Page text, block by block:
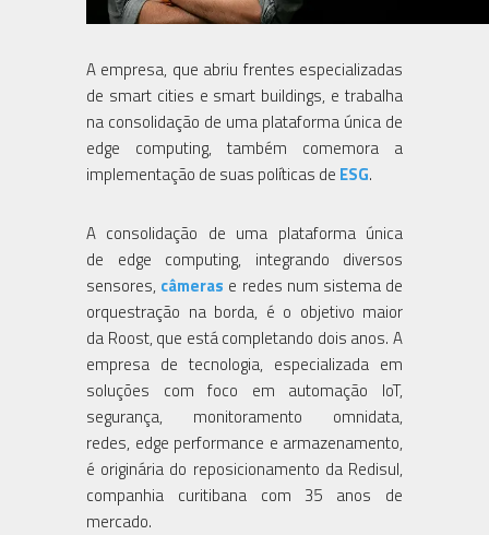
A empresa, que abriu frentes especializadas
de smart cities e smart buildings, e trabalha
na consolidação de uma plataforma única de
edge computing, também comemora a
implementação de suas políticas de ESG.
A consolidação de uma plataforma única
de edge computing, integrando diversos
sensores, câmeras e redes num sistema de
orquestração na borda, é o objetivo maior
da Roost, que está completando dois anos. A
empresa de tecnologia, especializada em
soluções com foco em automação IoT,
segurança, monitoramento omnidata,
redes, edge performance e armazenamento,
é originária do reposicionamento da Redisul,
companhia curitibana com 35 anos de
mercado.